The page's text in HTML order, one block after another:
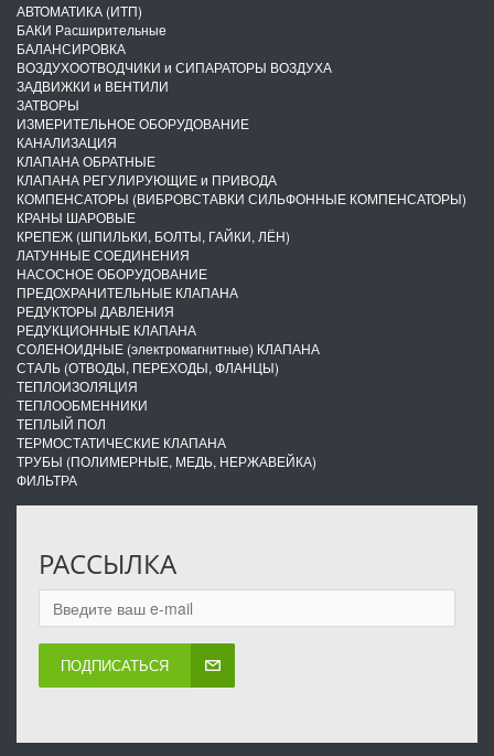
АВТОМАТИКА (ИТП)
БАКИ Расширительные
БАЛАНСИРОВКА
ВОЗДУХООТВОДЧИКИ и СИПАРАТОРЫ ВОЗДУХА
ЗАДВИЖКИ и ВЕНТИЛИ
ЗАТВОРЫ
ИЗМЕРИТЕЛЬНОЕ ОБОРУДОВАНИЕ
КАНАЛИЗАЦИЯ
КЛАПАНА ОБРАТНЫЕ
КЛАПАНА РЕГУЛИРУЮЩИЕ и ПРИВОДА
КОМПЕНСАТОРЫ (ВИБРОВСТАВКИ СИЛЬФОННЫЕ КОМПЕНСАТОРЫ)
КРАНЫ ШАРОВЫЕ
КРЕПЕЖ (ШПИЛЬКИ, БОЛТЫ, ГАЙКИ, ЛЁН)
ЛАТУННЫЕ СОЕДИНЕНИЯ
НАСОСНОЕ ОБОРУДОВАНИЕ
ПРЕДОХРАНИТЕЛЬНЫЕ КЛАПАНА
РЕДУКТОРЫ ДАВЛЕНИЯ
РЕДУКЦИОННЫЕ КЛАПАНА
СОЛЕНОИДНЫЕ (электромагнитные) КЛАПАНА
СТАЛЬ (ОТВОДЫ, ПЕРЕХОДЫ, ФЛАНЦЫ)
ТЕПЛОИЗОЛЯЦИЯ
ТЕПЛООБМЕННИКИ
ТЕПЛЫЙ ПОЛ
ТЕРМОСТАТИЧЕСКИЕ КЛАПАНА
ТРУБЫ (ПОЛИМЕРНЫЕ, МЕДЬ, НЕРЖАВЕЙКА)
ФИЛЬТРА
РАССЫЛКА
ПОДПИСАТЬСЯ